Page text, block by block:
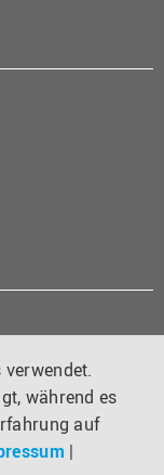
während es
auf
|